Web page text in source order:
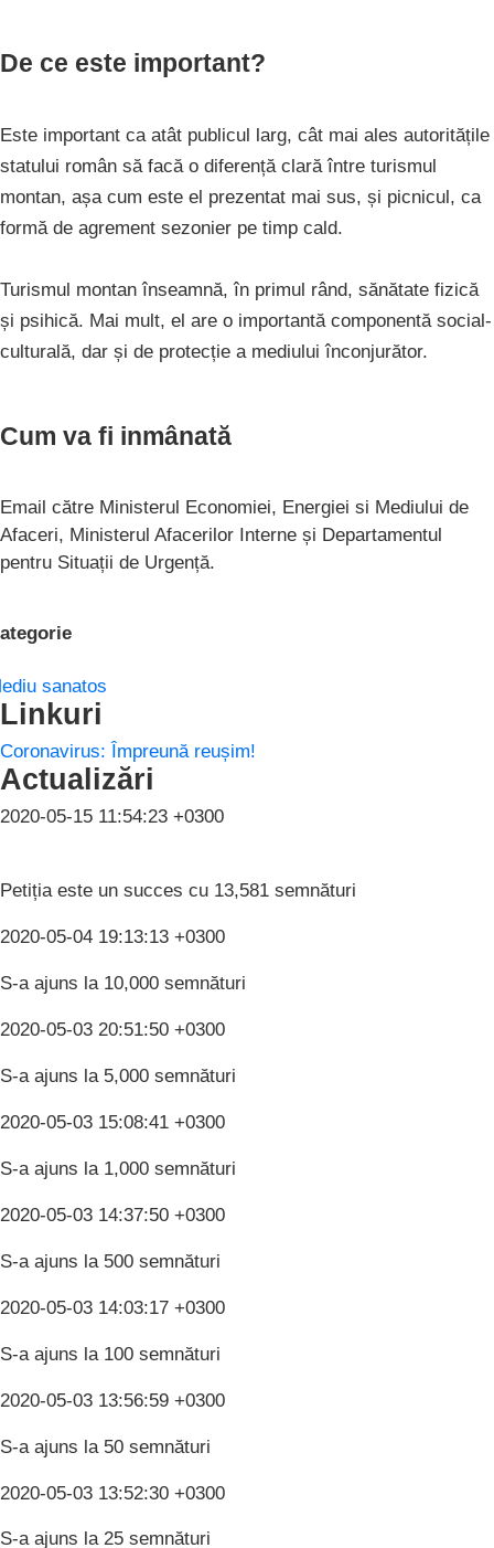
De ce este important?
Este important ca atât publicul larg, cât mai ales autoritățile
statului român să facă o diferență clară între turismul
montan, așa cum este el prezentat mai sus, și picnicul, ca
formă de agrement sezonier pe timp cald.
Turismul montan înseamnă, în primul rând, sănătate fizică
și psihică. Mai mult, el are o importantă componentă social-
culturală, dar și de protecție a mediului înconjurător.
Cum va fi inmânată
Email către Ministerul Economiei, Energiei si Mediului de
Afaceri, Ministerul Afacerilor Interne și Departamentul
pentru Situații de Urgență.
sanatos
Linkuri
Coronavirus: Împreună reușim!
Actualizări
2020-05-15 11:54:23 +0300
Petiția este un succes cu 13,581 semnături
2020-05-04 19:13:13 +0300
S-a ajuns la 10,000 semnături
2020-05-03 20:51:50 +0300
S-a ajuns la 5,000 semnături
2020-05-03 15:08:41 +0300
S-a ajuns la 1,000 semnături
2020-05-03 14:37:50 +0300
S-a ajuns la 500 semnături
2020-05-03 14:03:17 +0300
S-a ajuns la 100 semnături
2020-05-03 13:56:59 +0300
S-a ajuns la 50 semnături
2020-05-03 13:52:30 +0300
S-a ajuns la 25 semnături